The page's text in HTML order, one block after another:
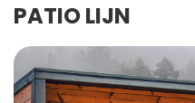
PATIO LIJN